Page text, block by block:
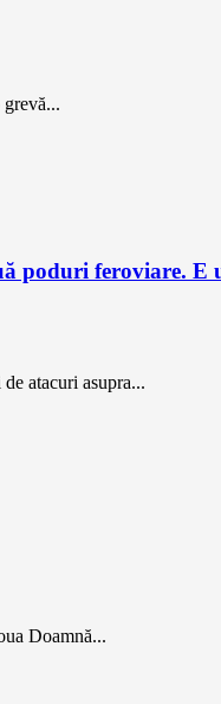
poduri feroviare.
atacuri asupra...
Doamnă...